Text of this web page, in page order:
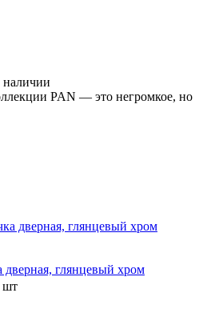
PAN — это негромкое, но
глянцевый хром
шт